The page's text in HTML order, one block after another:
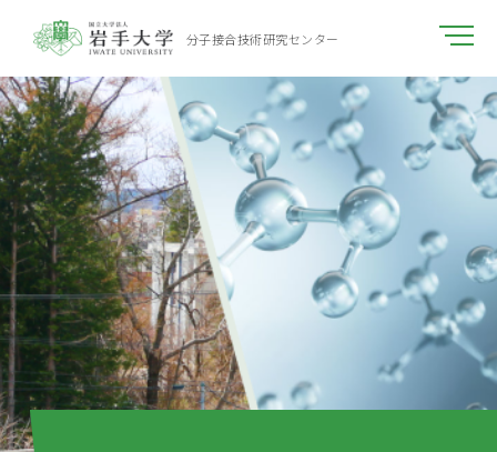
分子接合技術研究センター